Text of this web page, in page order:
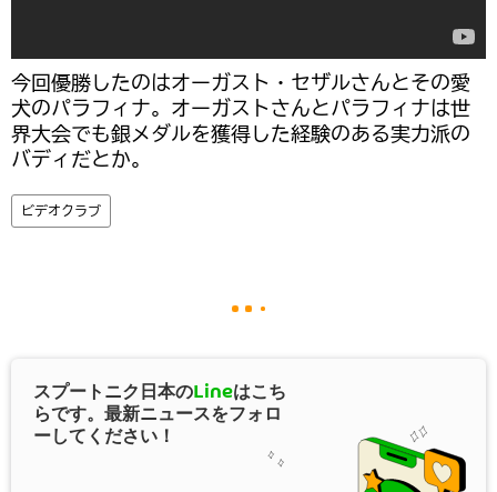
今回優勝したのはオーガスト・セザルさんとその愛
犬のパラフィナ。オーガストさんとパラフィナは世
界大会でも銀メダルを獲得した経験のある実力派の
バディだとか。
ビデオクラブ
スプートニク日本のLineはこち
らです。最新ニュースをフォロ
ーしてください！